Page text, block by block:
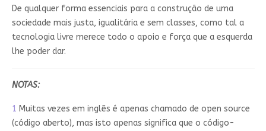
De qualquer forma essenciais para a construção de uma
sociedade mais justa, igualitária e sem classes, como tal a
tecnologia livre merece todo o apoio e força que a esquerda
lhe poder dar.
NOTAS:
1 Muitas vezes em inglês é apenas chamado de open source
(código aberto), mas isto apenas significa que o código-